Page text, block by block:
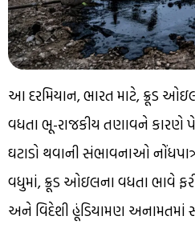
આ દરમિયાન, ભારત માટે, ક્રૂડ
વધતા ભૂ-રાજકીય તણાવને કારણે
ઘટાડો થવાની સંભાવનાઓ
વધુમાં, ક્રૂડ ઓઇલના વધતા ભાવે
અને વિદેશી હૂંડિયામણ અનામતમાં